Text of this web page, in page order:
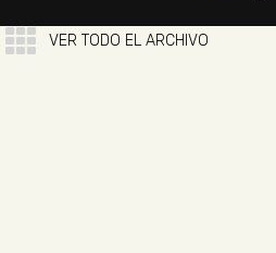
VER TODO EL ARCHIVO